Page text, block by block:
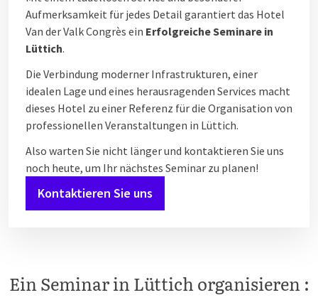
Aufmerksamkeit für jedes Detail garantiert das Hotel
Van der Valk Congrès ein Erfolgreiche Seminare in
Lüttich.
Die Verbindung moderner Infrastrukturen, einer
idealen Lage und eines herausragenden Services macht
dieses Hotel zu einer Referenz für die Organisation von
professionellen Veranstaltungen in Lüttich.
Also warten Sie nicht länger und kontaktieren Sie uns
noch heute, um Ihr nächstes Seminar zu planen!
Kontaktieren Sie uns
Ein Seminar in Lüttich organisieren :